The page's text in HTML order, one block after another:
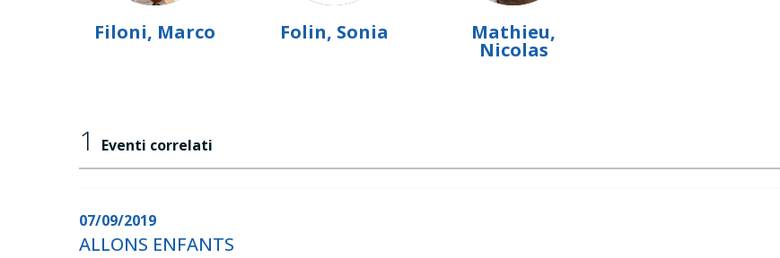
Filoni, Marco Folin, Sonia Mathieu,
Nicolas
1 Eventi correlati
07/09/2019
ALLONS ENFANTS